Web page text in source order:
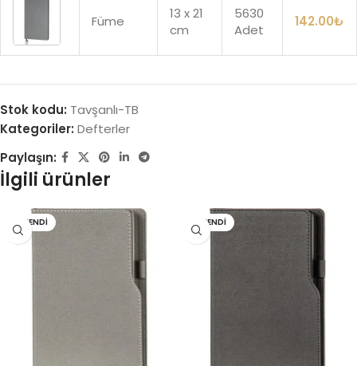
Füme
13 x 21
cm
5630
Adet
142.00₺
Stok kodu: Tavşanlı-TB
Kategoriler: Defterler
Paylaşın:
İlgili ürünler
TÜKENDI TÜKENDI